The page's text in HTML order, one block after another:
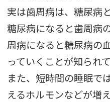
実は歯周病は、糖尿病
糖尿病になると歯周病
周病になると糖尿病の
っていくことが知られて
また、短時間の睡眠で
えるホルモンなどが増